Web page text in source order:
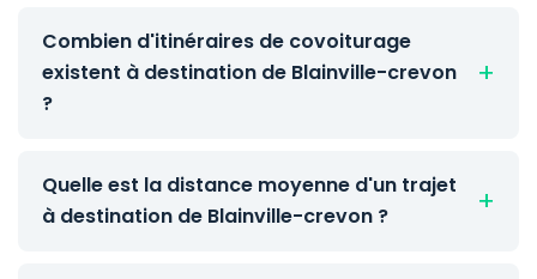
Combien d'itinéraires de covoiturage
existent à destination de Blainville-crevon
?
Quelle est la distance moyenne d'un trajet
à destination de Blainville-crevon ?